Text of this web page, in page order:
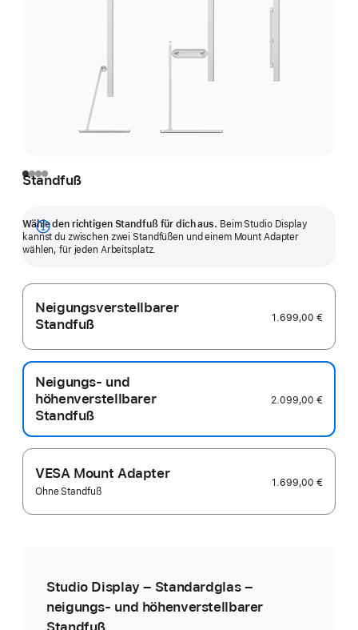
Standfuß
Wähle den richtigen Standfuß für dich aus. Beim Studio Display
kannst du zwischen zwei Stand­füßen und einem Mount Adapter
wählen, für jeden Arbeitsplatz.
Mehr
anzeigen
Neigungsverstellbarer
Standfuß
1.699,00 €
Neigungs- und
höhenverstellbarer
Standfuß
2.099,00 €
VESA Mount Adapter
Ohne Standfuß
1.699,00 €
Studio Display – Standardglas –
neigungs­- und höhen­verstellbarer
Standfuß